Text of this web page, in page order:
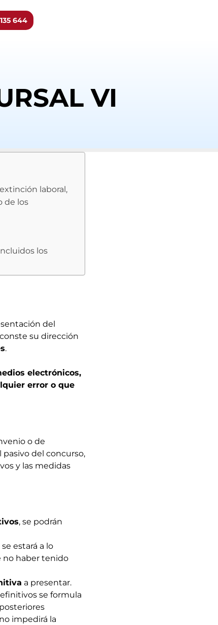
644
VI
laboral,
de los
los
del
su dirección
.
electrónicos,
error o que
o de
pasivo del concurso,
y las medidas
, se podrán
estará a lo
no haber tenido
a presentar.
se formula
impedirá la